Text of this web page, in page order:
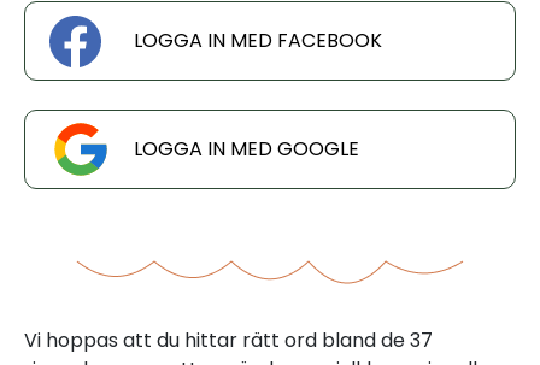
LOGGA IN MED FACEBOOK
LOGGA IN MED GOOGLE
Vi hoppas att du hittar rätt ord bland de 37